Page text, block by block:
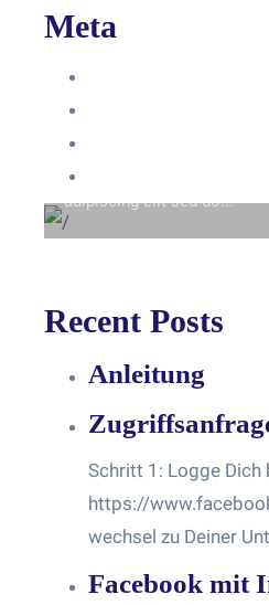
Meta
Beyond the tree
adipiscing elit sed do...
Recent Posts
Anleitung
Schritt 1: Logge Dich
https://
wechsel zu Deiner
Facebook mit